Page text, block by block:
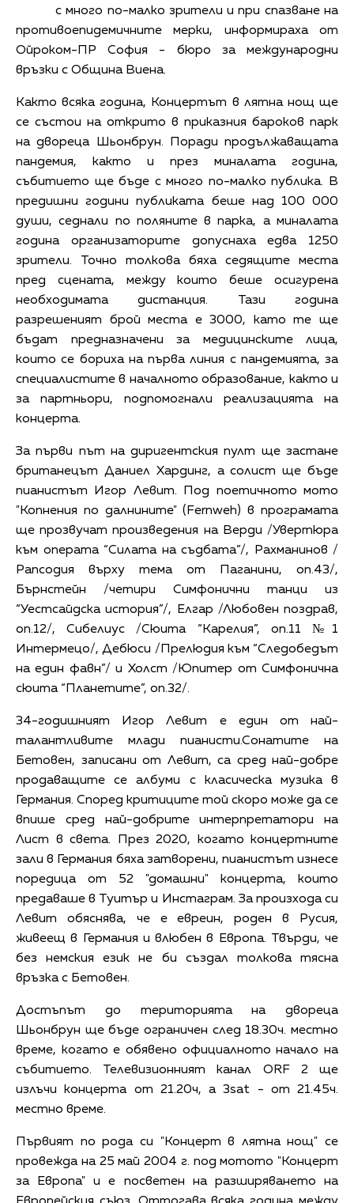
с много по-малко зрители и при спазване на
противоепидемичните мерки, информираха от
Ойроком-ПР София - бюро за международни
връзки с Община Виена.
Както всяка година, Концертът в лятна нощ ще
се състои на открито в приказния бароков парк
на двореца Шьонбрун. Поради продължаващата
пандемия, както и през миналата година,
събитието ще бъде с много по-малко публика. В
предишни години публиката беше над 100 000
души, седнали по поляните в парка, а миналата
година организаторите допуснаха едва 1250
зрители. Точно толкова бяха седящите места
пред сцената, между които беше осигурена
необходимата дистанция. Тази година
разрешеният брой места е 3000, като те ще
бъдат предназначени за медицинските лица,
които се бориха на първа линия с пандемията, за
специалистите в началното образование, както и
за партньори, подпомогнали реализацията на
концерта.
За първи път на диригентския пулт ще застане
британецът Даниел Хардинг, а солист ще бъде
пианистът Игор Левит. Под поетичното мото
"Копнения по далнините" (Fernweh) в програмата
ще прозвучат произведения на Верди /Увертюра
към операта “Силата на съдбата”/, Рахманинов /
Рапсодия върху тема от Паганини, оп.43/,
Бърнстейн /четири Симфонични танци из
“Уестсайдска история”/, Елгар /Любовен поздрав,
оп.12/, Сибелиус /Сюита “Карелия”, оп.11 №1
Интермецо/, Дебюси /Прелюдия към “Следобедът
на един фавн”/ и Холст /Юпитер от Симфонична
сюита “Планетите”, оп.32/.
34-годишният Игор Левит е един от най-
талантливите млади пианисти.Сонатите на
Бетовен, записани от Левит, са сред най-добре
продаващите се албуми с класическа музика в
Германия. Според критиците той скоро може да се
впише сред най-добрите интерпретатори на
Лист в света. През 2020, когато концертните
зали в Германия бяха затворени, пианистът изнесе
поредица от 52 "домашни" концерта, които
предаваше в Туитър и Инстаграм. За произхода си
Левит обяснява, че е евреин, роден в Русия,
живеещ в Германия и влюбен в Европа. Твърди, че
без немския език не би създал толкова тясна
връзка с Бетовен.
Достъпът до територията на двореца
Шьонбрун ще бъде ограничен след 18.30ч. местно
време, когато е обявено официалното начало на
събитието. Телевизионният канал ORF 2 ще
излъчи концерта от 21.20ч, а 3sat - от 21.45ч.
местно време.
Първият по рода си "Концерт в лятна нощ" се
провежда на 25 май 2004 г. под мотото "Концерт
за Европа" и е посветен на разширяването на